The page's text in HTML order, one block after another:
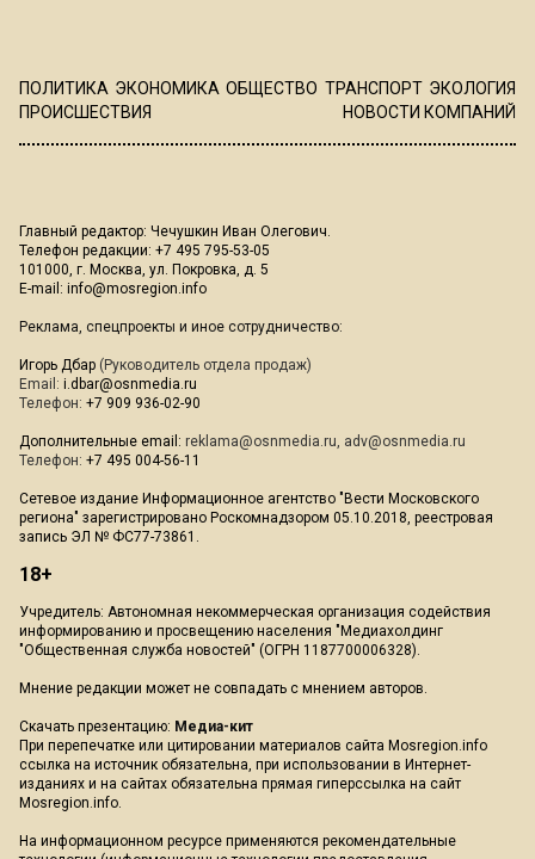
ПОЛИТИКА ЭКОНОМИКА ОБЩЕСТВО ТРАНСПОРТ ЭКОЛОГИЯ
ПРОИСШЕСТВИЯ
НОВОСТИ КОМПАНИЙ
Главный редактор: Чечушкин Иван Олегович.
Телефон редакции: +7 495 795-53-05
101000, г. Москва, ул. Покровка, д. 5
E-mail: info@mosregion.info
Реклама, спецпроекты и иное сотрудничество:
Игорь Дбар (Руководитель отдела продаж)
Email: i.dbar@osnmedia.ru
Телефон: +7 909 936-02-90
Дополнительные email: reklama@osnmedia.ru, adv@osnmedia.ru
Телефон: +7 495 004-56-11
Сетевое издание Информационное агентство "Вести Московского
региона" зарегистрировано Роскомнадзором 05.10.2018, реестровая
запись ЭЛ № ФС77-73861.
18+
Учредитель: Автономная некоммерческая организация содействия
информированию и просвещению населения "Медиахолдинг
"Общественная служба новостей" (ОГРН 1187700006328).
Мнение редакции может не совпадать с мнением авторов.
Скачать презентацию: Медиа-кит
При перепечатке или цитировании материалов сайта Mosregion.info
ссылка на источник обязательна, при использовании в Интернет-
изданиях и на сайтах обязательна прямая гиперссылка на сайт
Mosregion.info.
На информационном ресурсе применяются рекомендательные